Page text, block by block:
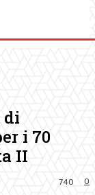
di
i 70
II
0
740